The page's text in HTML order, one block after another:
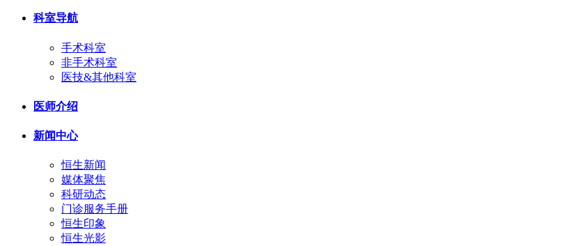
科室导航
手术科室
非手术科室
医技&其他科室
医师介绍
新闻中心
恒生新闻
媒体聚焦
科研动态
门诊服务手册
恒生印象
恒生光影